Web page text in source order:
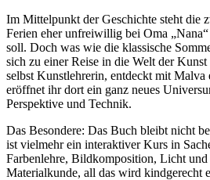
Im Mittelpunkt der Geschichte steht die
Ferien eher unfreiwillig bei Oma
soll. Doch was wie die klassische
sich zu einer Reise in die Welt der
selbst Kunstlehrerin, entdeckt mit Malva
eröffnet ihr dort ein ganz neues
Perspektive und Technik.
Das Besondere: Das Buch bleibt nicht
ist vielmehr ein interaktiver Kurs in
Farbenlehre, Bildkomposition, Licht
Materialkunde, all das wird kindgerecht